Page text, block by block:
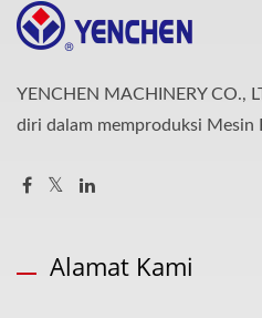
YENCHEN MACHINERY CO.,
diri dalam memproduksi Mesin
Alamat Kami